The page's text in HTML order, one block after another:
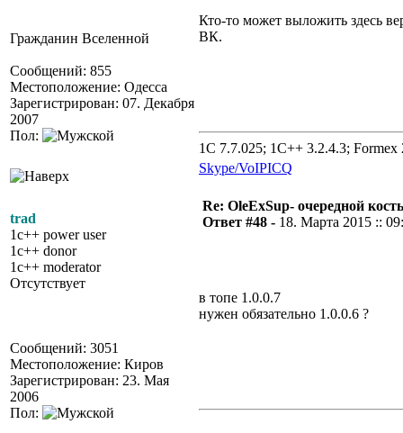
Гражданин Вселенной
Сообщений: 855
Местоположение: Одесса
Зарегистрирован: 07. Декабря
2007
Пол:
Кто-то может выложить здесь
ВК.
1C 7.7.025; 1C++ 3.2.4.3; Formex
Skype/VoIPICQ
trad
1c++ power user
1c++ donor
1c++ moderator
Отсутствует
Сообщений: 3051
Местоположение: Киров
Зарегистрирован: 23. Мая
2006
Пол:
Re: OleExSup- очередной
Ответ #48 - 18. Марта 2015 ::
в топе 1.0.0.7
нужен обязательно 1.0.0.6 ?